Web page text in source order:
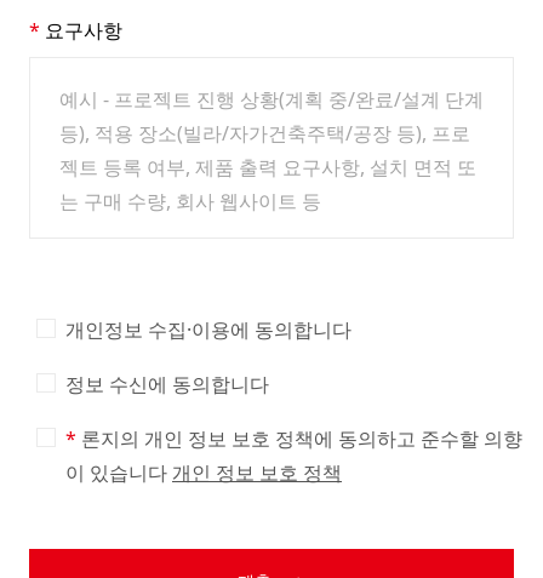
요구사항
개인정보 수집·이용에 동의합니다
정보 수신에 동의합니다
론지의 개인 정보 보호 정책에 동의하고 준수할 의향
이 있습니다 개인 정보 보호 정책